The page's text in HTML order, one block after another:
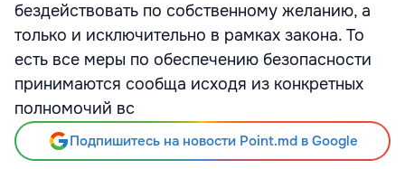
бездействовать по собственному желанию, а
только и исключительно в рамках закона. То
есть все меры по обеспечению безопасности
принимаются сообща исходя из конкретных
полномочий вс
Подпишитесь на новости Point.md в Google